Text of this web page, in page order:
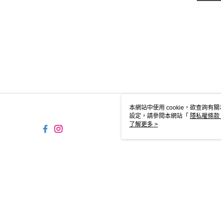
本網站中使用 cookie，欲查詢有
設定，請參閱本網站「 隱私權條款
使用 cookie。
了解更多 >